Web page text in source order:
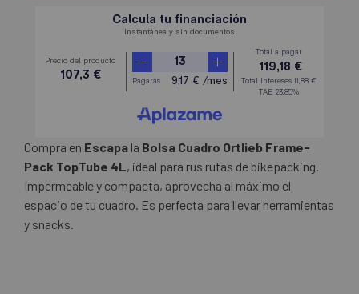
Compra en Escapa la Bolsa Cuadro Ortlieb Frame-
Pack TopTube 4L, ideal para rus rutas de bikepacking.
Impermeable y compacta, aprovecha al máximo el
espacio de tu cuadro. Es perfecta para llevar herramientas
y snacks.